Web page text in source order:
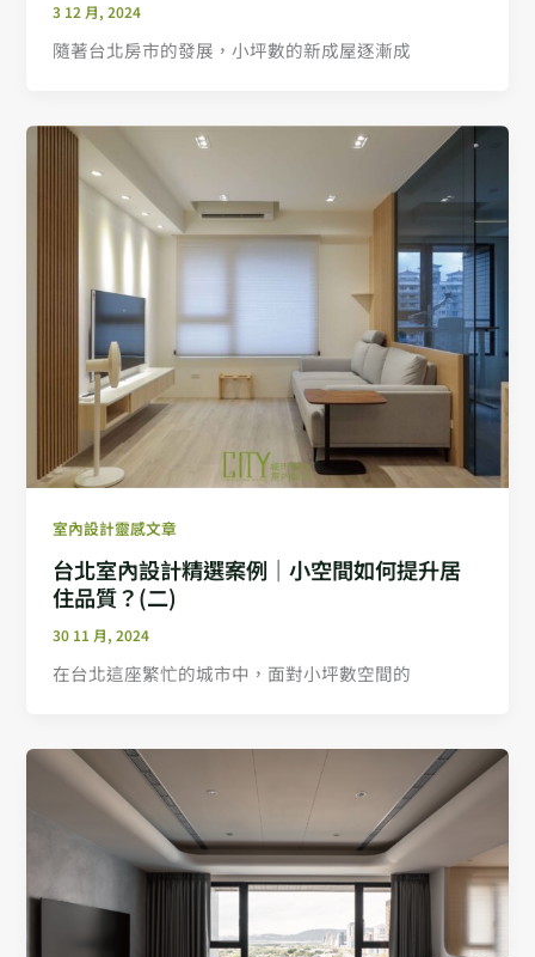
3 12 月, 2024
隨著台北房市的發展，小坪數的新成屋逐漸成
室內設計靈感文章
台北室內設計精選案例｜小空間如何提升居
住品質？(二)
30 11 月, 2024
在台北這座繁忙的城市中，面對小坪數空間的